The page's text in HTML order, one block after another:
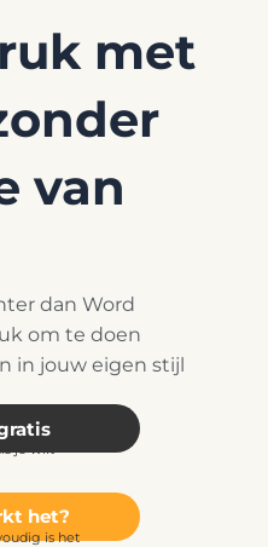
met
van
dan Word
om te doen
in jouw eigen stijl
je wilt
het?
is het